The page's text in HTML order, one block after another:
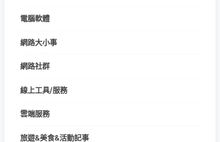
電腦軟體
網路大小事
網路社群
線上工具/服務
雲端服務
旅遊&美食&活動記事